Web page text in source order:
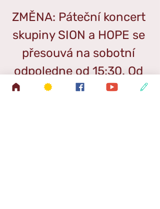
ZMĚNA: Páteční koncert
skupiny SION a HOPE se
přesouvá na sobotní
odpoledne od 15:30. Od
18:00 poté proběhne